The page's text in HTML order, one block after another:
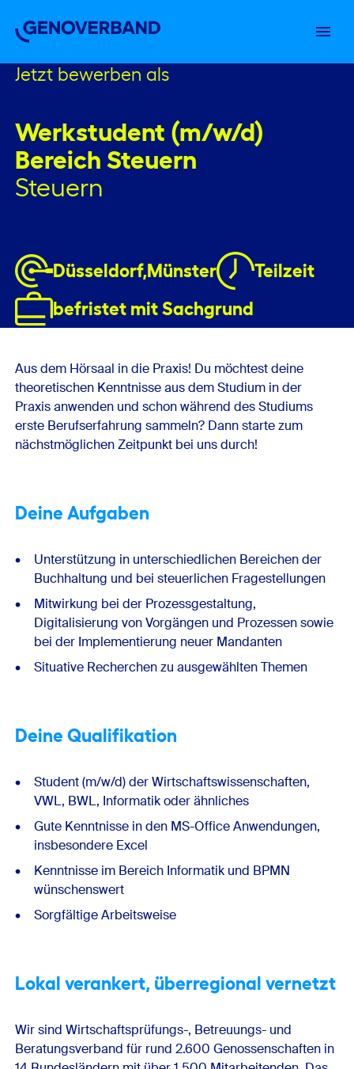
Einstiegslevel
Arbeiten im Verband
Jetzt bewerben
Jetzt bewerben als
Werkstudent (m/w/d)
Bereich Steuern
Steuern
Düsseldorf,Münster
Teilzeit
befristet mit Sachgrund
Aus dem Hörsaal in die Praxis! Du möchtest deine
theoretischen Kenntnisse aus dem Studium in der
Praxis anwenden und schon während des Studiums
erste Berufserfahrung sammeln? Dann starte zum
nächstmöglichen Zeitpunkt bei uns durch!
Deine Aufgaben
Unterstützung in unterschiedlichen Bereichen der
Buchhaltung und bei steuerlichen Fragestellungen
Mitwirkung bei der Prozessgestaltung,
Digitalisierung von Vorgängen und Prozessen sowie
bei der Implementierung neuer Mandanten
Situative Recherchen zu ausgewählten Themen
Deine Qualifikation
Student (m/w/d) der Wirtschaftswissenschaften,
VWL, BWL, Informatik oder ähnliches
Gute Kenntnisse in den MS-Office Anwendungen,
insbesondere Excel
Kenntnisse im Bereich Informatik und BPMN
wünschenswert
Sorgfältige Arbeitsweise
Lokal verankert, überregional vernetzt
Wir sind Wirtschaftsprüfungs-, Betreuungs- und
Beratungsverband für rund 2.600 Genossen­schaften in